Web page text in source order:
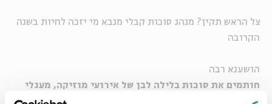
צל הראש תקין? מנהג סוכות קבלי מנבא מי יזכה לחיות בשנה
הקרובה
הושענא רבה
חותמים את סוכות בלילה לבן של אירועי מוזיקה, מעגלי
שירה, שיח וסדנאות